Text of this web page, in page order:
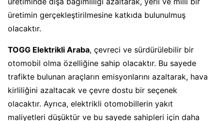
üretimin gerçekleştirilmesine katkıda bulunulmuş
olacaktır.
TOGG Elektrikli Araba, çevreci ve sürdürülebilir bir
otomobil olma özelliğine sahip olacaktır. Bu sayede
trafikte bulunan araçların emisyonlarını azaltarak, hava
kirliliğini azaltacak ve çevre dostu bir seçenek
olacaktır. Ayrıca, elektrikli otomobillerin yakıt
maliyetleri düşüktür ve bu sayede sahipleri için daha